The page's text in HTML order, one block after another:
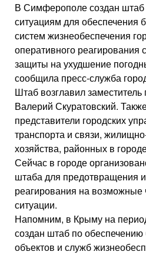
В Симферополе создан
ситуациям для обеспечения
систем жизнеобеспечения
оперативного реагирования
защиты на ухудшение
сообщила пресс-служба
Штаб возглавил заместитель
Валерий Скуратовский.
представители городских
транспорта и связи,
хозяйства, районных в
Сейчас в городе
штаба для предотвращения
реагирования на
ситуации.
Напомним, в Крыму на
создан штаб по
объектов и служб